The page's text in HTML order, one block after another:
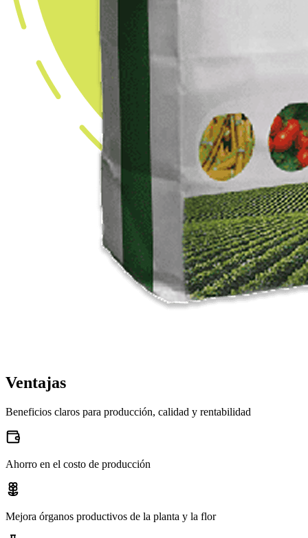
Ventajas
Beneficios claros para producción, calidad y rentabilidad
Ahorro en el costo de producción
Mejora órganos productivos de la planta y la flor